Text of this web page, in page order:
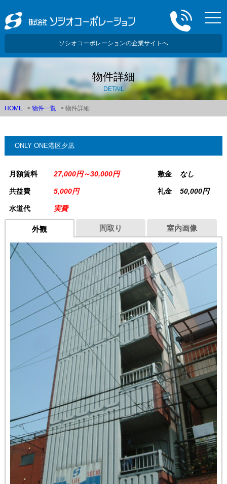
ソシオコーポレーションの企業サイトへ
物件詳細
DETAIL
HOME > 物件一覧 > 物件詳細
ONLY ONE港区夕凪
月額賃料 27,000円～30,000円 敷金 なし
共益費 5,000円 礼金 50,000円
水道代 実費
外観 間取り 室内画像